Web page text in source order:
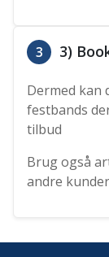
3 3)
Dermed kan
festbands
tilbud
Brug også
andre